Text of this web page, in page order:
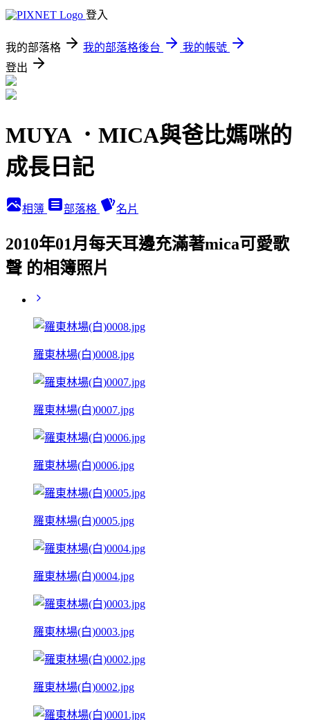
登入
我的部落格 我的部落格後台
我的帳號
登出
MUYA ．MICA與爸比媽咪的
成長日記
相簿 部落格 名片
2010年01月每天耳邊充滿著mica可愛歌
聲 的相簿照片
羅東林場(白)0008.jpg
羅東林場(白)0007.jpg
羅東林場(白)0006.jpg
羅東林場(白)0005.jpg
羅東林場(白)0004.jpg
羅東林場(白)0003.jpg
羅東林場(白)0002.jpg